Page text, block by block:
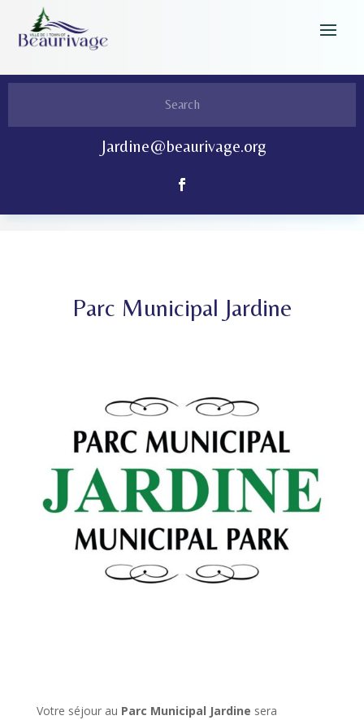
Jardine@beaurivage.org
Parc Municipal Jardine
Votre séjour au Parc Municipal Jardine sera